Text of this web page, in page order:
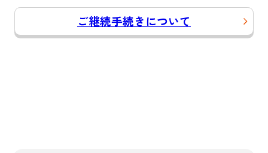
ご継続手続きについて